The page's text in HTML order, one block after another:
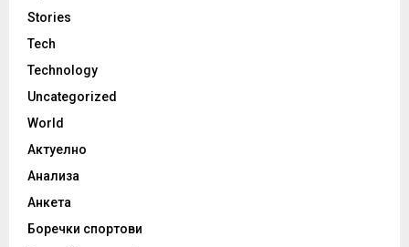
Stories
Tech
Technology
Uncategorized
World
Актуелно
Анализа
Анкета
Боречки спортови